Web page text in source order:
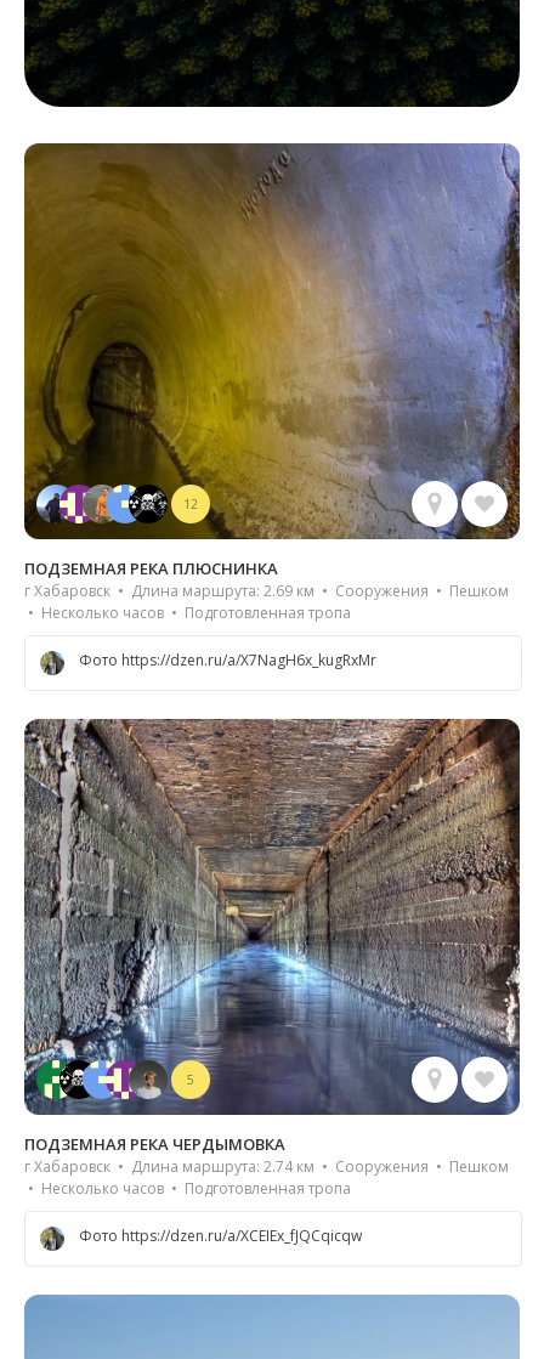
12
ПОДЗЕМНАЯ РЕКА ПЛЮСНИНКА
г Хабаровск • Длина маршрута: 2.69 км • Сооружения • Пешком
• Несколько часов • Подготовленная тропа
Фото https://dzen.ru/a/X7NagH6x_kugRxMr
5
ПОДЗЕМНАЯ РЕКА ЧЕРДЫМОВКА
г Хабаровск • Длина маршрута: 2.74 км • Сооружения • Пешком
• Несколько часов • Подготовленная тропа
Фото https://dzen.ru/a/XCEIEx_fJQCqicqw